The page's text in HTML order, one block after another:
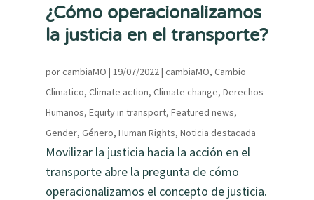
¿Cómo operacionalizamos
la justicia en el transporte?
porcambiaMO | 19/07/2022| cambiaMO, Cambio
Climatico, Climate action, Climate change, Derechos
Humanos, Equity in transport, Featured news,
Gender, Género, Human Rights, Noticia destacada
Movilizar la justicia hacia la acción en el
transporte abre la pregunta de cómo
operacionalizamos el concepto de justicia.